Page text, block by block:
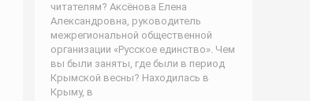
читателям? Аксёнова Елена
Александровна, руководитель
межрегиональной общественной
организации «Русское единство». Чем
вы были заняты, где были в период
Крымской весны? Находилась в
Крыму, в